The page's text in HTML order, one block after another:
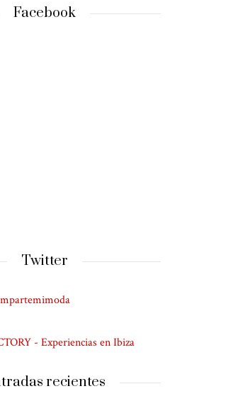
Facebook
Twitter
- Experiencias en Ibiza
recientes